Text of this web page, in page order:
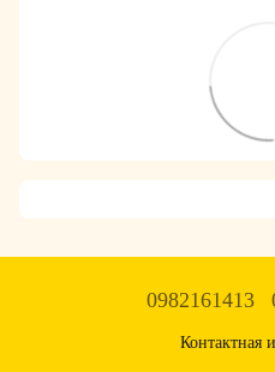
0982161413
Контактная